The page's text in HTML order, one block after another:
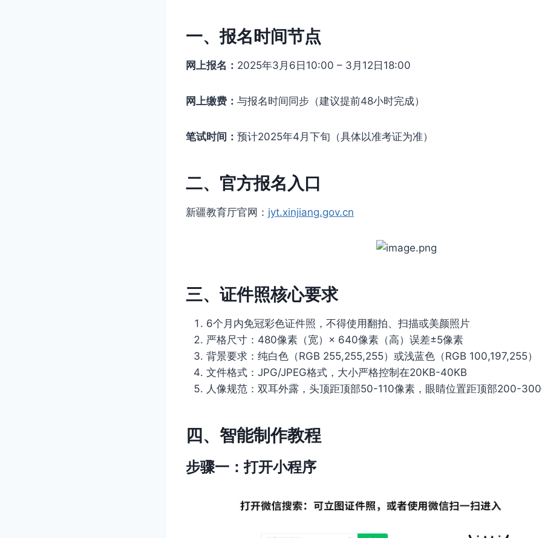
一、报名时间节点
网上报名： 2025年3月6日10:00 – 3月12日18:00
网上缴费： 与报名时间同步（建议提前48小时完成）
笔试时间： 预计2025年4月下旬（具体以准考证为准）
二、官方报名入口
新疆教育厅官网： jyt.xinjiang.gov.cn
三、证件照核心要求
6个月内免冠彩色证件照，不得使用翻拍、扫描或美颜照片
严格尺寸：480像素（宽）× 640像素（高）误差±5像素
背景要求：纯白色（RGB 255,255,255）或浅蓝色（RGB 100,197,255）
文件格式：JPG/JPEG格式，大小严格控制在20KB-40KB
人像规范：双耳外露，头顶距顶部50-110像素，眼睛位置距顶部200-
四、智能制作教程
步骤一：打开小程序